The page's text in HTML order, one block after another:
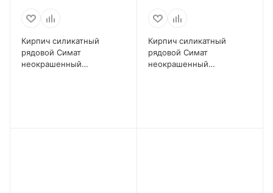
Кирпич силикатный
рядовой Симат
неокрашенный
Кирпич силикатный
рядовой Симат
неокрашенный